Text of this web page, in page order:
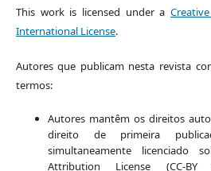
This work is licensed under a
International License.
Autores que publicam nesta revista
termos:
Autores mantêm os direitos
direito de primeira
simultaneamente licenciado
Attribution License (CC-